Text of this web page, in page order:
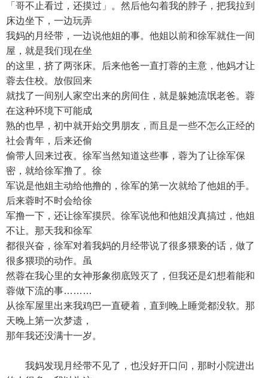
「哥不止看过，还摸过」。然后他勾着我的脖子，把我拉到
床边坐下，一边玩弄
我妈的月经带，一边说他姐的事。他姐以前和徐军就住一间
屋，就是我们现在坐
的这里，挤了两张床。后来他爸一直打蓉的主意，他妈才让
蓉去住校。放假回来
就找了一间别人家空出来的房间住，就是躲她流氓老爸。蓉
在这种环境下可能成
熟的也早，初中就开始交男朋友，而且是一些不怎么正经的
社会青年，后来还偷
偷带人回来过夜。徐军当然知道这些事，蓉为了让徐军保
密，就给徐军撸了。徐
军说是他姐主动给他撸的，徐军的第一次就给了他姐的手。
后来蓉时不时会给徐
军撸一下，还让徐军摸屄。徐军说他和他姐没真搞过，他姐
不让。那天我和徐军
都很兴奋，徐军对着我妈的月经带说了很多猥亵的话，做了
很多猥琐的动作。虽
然蓉在我心里的女神形象彻底毁灭了，但我还是幻想着能和
蓉做下流的事………
从徐军屋里出来我鸡巴一直硬着，直到晚上睡觉都没软。那
天晚上第一次梦遗，
那年我还没满十一岁。
我妈发现月经带不见了，也没好开口问，那时小院进出